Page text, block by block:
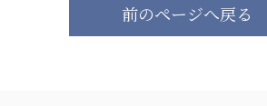
前のページへ戻る